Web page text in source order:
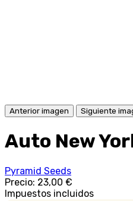
Anterior imagen Siguiente
Auto New
Pyramid Seeds
Precio: 23,00 €
Impuestos incluidos